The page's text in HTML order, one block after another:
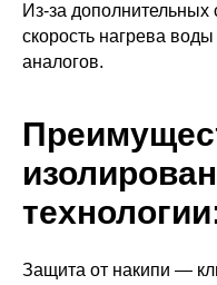
Из-за дополнительных
скорость нагрева
аналогов.
Защита от накипи —